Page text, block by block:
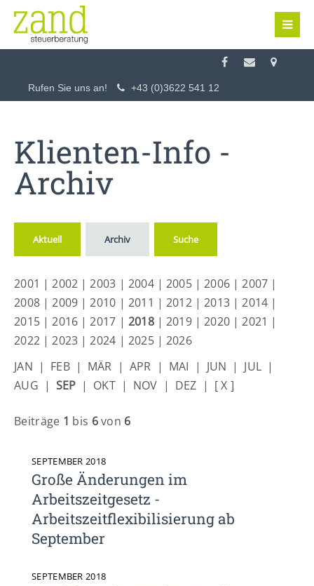
Login
Register|Lost your password?
Support
Lorem ipsum dolor sit amet:
24h/ 365days
We offer support for our customers
Get in touch
Cybersteel Inc.
376-293 City Road, Suite 600
San Francisco, CA 94102
Have any questions?
Rufen Sie uns an! +43 (0)3622 541 12
Klienten-Info -
Archiv
Aktuell Archiv Suche
2001 |2002 |2003 | 2004| 2005 |2006 |2007 |
2008 |2009 |2010 | 2011 | 2012 |2013 |2014 |
2015 |2016 |2017 | 2018| 2019 |2020 |2021 |
2022 |2023 |2024 | 2025| 2026
JAN | FEB| MÄR | APR | MAI | JUN | JUL |
AUG | SEP| OKT| NOV | DEZ | [ X ]
Beiträge 1 bis 6von 6
SEPTEMBER 2018
Große Änderungen im
Arbeitszeitgesetz -
Arbeitszeitflexibilisierung ab
September
SEPTEMBER 2018